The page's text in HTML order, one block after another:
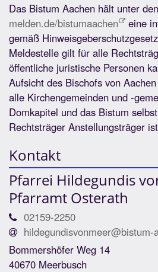
Das Bistum Aachen hält unter
melden.de/bistumaachen
eine
gemäß
Meldestelle gilt für alle
öffentliche juristische Personen
Aufsicht des Bischofs von
alle Kirchengemeinden und -
Domkapitel und das Bistum
Rechtsträger Anstellungsträger
Kontakt
Pfarrei Hildegundis
Pfarramt Osterath
02159-2250
hildegundisvonmeer@bistum-
Bommershöfer Weg 14
40670 Meerbusch